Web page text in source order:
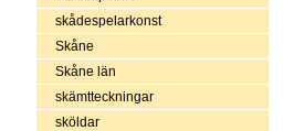
skådespelarkonst
Skåne
Skåne län
skämtteckningar
sköldar